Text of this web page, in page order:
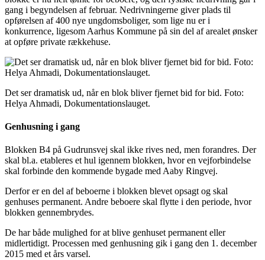
gang i begyndelsen af februar. Nedrivningerne giver plads til
opførelsen af 400 nye ungdomsboliger, som lige nu er i
konkurrence, ligesom Aarhus Kommune på sin del af arealet ønsker
at opføre private rækkehuse.
Det ser dramatisk ud, når en blok bliver fjernet bid for bid. Foto:
Helya Ahmadi, Dokumentationslauget.
Genhusning i gang
Blokken B4 på Gudrunsvej skal ikke rives ned, men forandres. Der
skal bl.a. etableres et hul igennem blokken, hvor en vejforbindelse
skal forbinde den kommende bygade med Aaby Ringvej.
Derfor er en del af beboerne i blokken blevet opsagt og skal
genhuses permanent. Andre beboere skal flytte i den periode, hvor
blokken gennembrydes.
De har både mulighed for at blive genhuset permanent eller
midlertidigt. Processen med genhusning gik i gang den 1. december
2015 med et års varsel.